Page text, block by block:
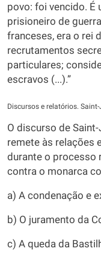
povo: foi vencido. É
prisioneiro de
franceses, era o rei
recrutamentos
particulares;
escravos (...).”
Discursos e relatórios.
O discurso de
remete às relações
durante o processo
contra o monarca
a) A condenação e
b) O juramento da
c) A queda da